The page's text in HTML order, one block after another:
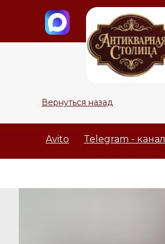
Вернуться назад
Avito Telegram - канал